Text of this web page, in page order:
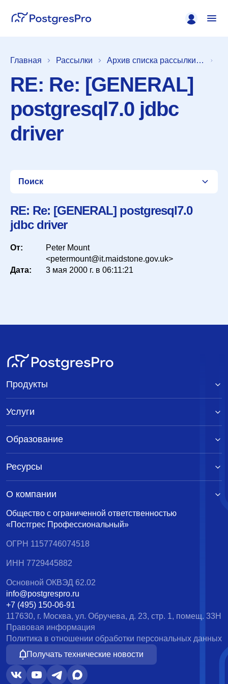
Главная Рассылки Архив списка рассылки [pgsql-hackers]
RE: Re: [GENERAL]
postgresql7.0 jdbc
driver
Поиск
Период
RE: Re: [GENERAL] postgresql7.0
jdbc driver
От:
Peter Mount
<petermount@it.maidstone.gov.uk>
Дата:
3 мая 2000 г. в 06:11:21
Общество с ограниченной ответственностью
«Постгрес Профессиональный»
ОГРН 1157746074518
ИНН 7729445882
Основной ОКВЭД 62.02
info@postgrespro.ru
+7 (495) 150-06-91
117630, г. Москва, ул. Обручева, д. 23, стр. 1, помещ. 33Н
Правовая информация
Политика в отношении обработки персональных данных
Получать технические новости
Продукты
Услуги
Образование
Ресурсы
О компании